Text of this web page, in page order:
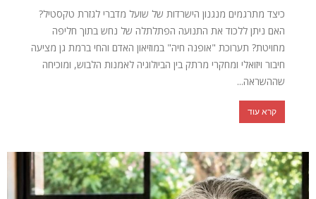
כיצד מתרגמים מנגנון הישרדות של שועל מדברי לגזרת טקסטיל?
האם ניתן ללכוד את התנועה הפתלתלה של נחש בתוך חליפה
מחויטת? תערוכת "אופנה חיה" במוזיאון האדם והחי ברמת גן מציעה
חיבור ויזואלי ומחקרי מרתק בין הביולוגיה לאמנות הלבוש, ומוכיחה
שההשראה...
קרא עוד